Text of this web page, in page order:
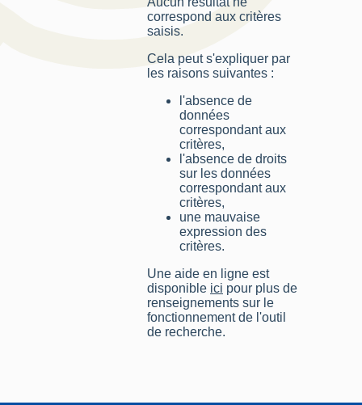
correspond aux critères
saisis.
Cela peut s'expliquer par
les raisons suivantes :
l'absence de
données
correspondant aux
critères,
l'absence de droits
sur les données
correspondant aux
critères,
une mauvaise
expression des
critères.
Une aide en ligne est
disponible ici pour plus de
renseignements sur le
fonctionnement de l'outil
de recherche.